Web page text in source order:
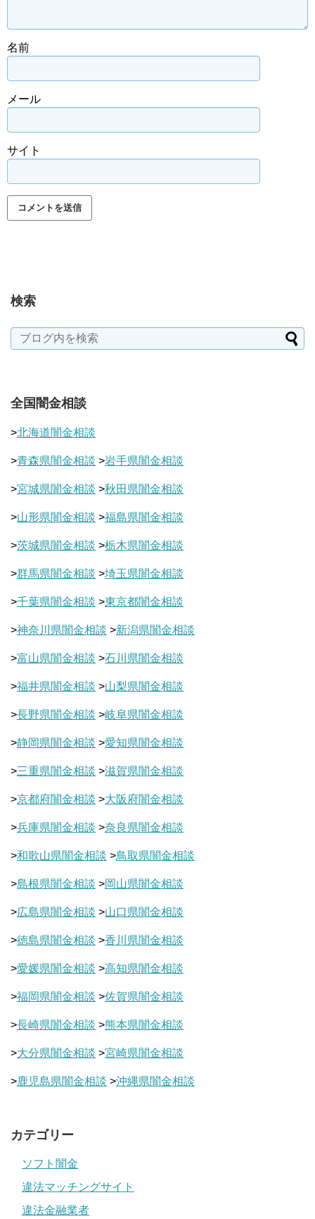
名前
メール
サイト
検索
全国闇金相談
>北海道闇金相談
>青森県闇金相談 >岩手県闇金相談
>宮城県闇金相談 >秋田県闇金相談
>山形県闇金相談 >福島県闇金相談
>茨城県闇金相談 >栃木県闇金相談
>群馬県闇金相談 >埼玉県闇金相談
>千葉県闇金相談 >東京都闇金相談
>神奈川県闇金相談 >新潟県闇金相談
>富山県闇金相談 >石川県闇金相談
>福井県闇金相談 >山梨県闇金相談
>長野県闇金相談 >岐阜県闇金相談
>静岡県闇金相談 >愛知県闇金相談
>三重県闇金相談 >滋賀県闇金相談
>京都府闇金相談 >大阪府闇金相談
>兵庫県闇金相談 >奈良県闇金相談
>和歌山県闇金相談 >鳥取県闇金相談
>島根県闇金相談 >岡山県闇金相談
>広島県闇金相談 >山口県闇金相談
>徳島県闇金相談 >香川県闇金相談
>愛媛県闇金相談 >高知県闇金相談
>福岡県闇金相談 >佐賀県闇金相談
>長崎県闇金相談 >熊本県闇金相談
>大分県闇金相談 >宮崎県闇金相談
>鹿児島県闇金相談 >沖縄県闇金相談
カテゴリー
ソフト闇金
違法マッチングサイト
違法金融業者